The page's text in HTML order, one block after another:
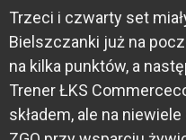
Trzeci i czwarty set
Bielszczanki już na
na kilka punktów, a
Trener ŁKS
składem, ale na